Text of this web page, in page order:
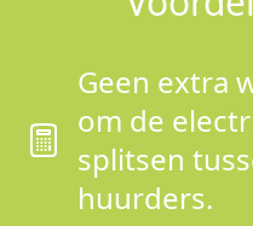
Geen extra
om de
splitsen
huurders.